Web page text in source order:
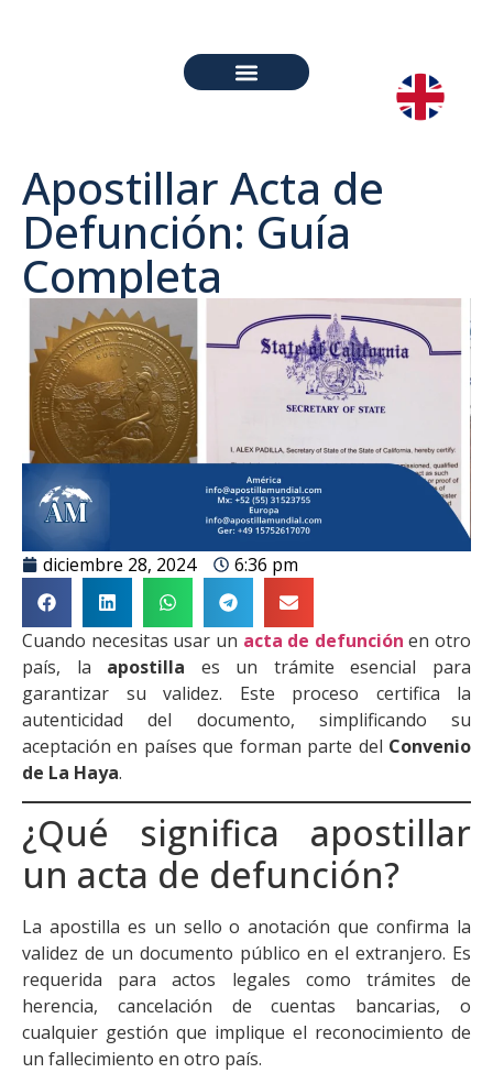
Apostillar Acta de
Defunción: Guía
Completa
diciembre 28, 2024 6:36 pm
Cuando necesitas usar un acta de defunción en otro
país, la apostilla es un trámite esencial para
garantizar su validez. Este proceso certifica la
autenticidad del documento, simplificando su
aceptación en países que forman parte del Convenio
de La Haya.
¿Qué significa apostillar
un acta de defunción?
La apostilla es un sello o anotación que confirma la
validez de un documento público en el extranjero. Es
requerida para actos legales como trámites de
herencia, cancelación de cuentas bancarias, o
cualquier gestión que implique el reconocimiento de
un fallecimiento en otro país.